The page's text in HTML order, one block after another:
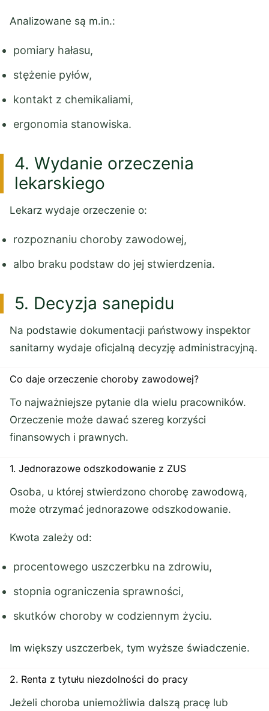
Analizowane są m.in.:
pomiary hałasu,
stężenie pyłów,
kontakt z chemikaliami,
ergonomia stanowiska.
4. Wydanie orzeczenia
lekarskiego
Lekarz wydaje orzeczenie o:
rozpoznaniu choroby zawodowej,
albo braku podstaw do jej stwierdzenia.
5. Decyzja sanepidu
Na podstawie dokumentacji państwowy inspektor
sanitarny wydaje oficjalną decyzję administracyjną.
Co daje orzeczenie choroby zawodowej?
To najważniejsze pytanie dla wielu pracowników.
Orzeczenie może dawać szereg korzyści
finansowych i prawnych.
1. Jednorazowe odszkodowanie z ZUS
Osoba, u której stwierdzono chorobę zawodową,
może otrzymać jednorazowe odszkodowanie.
Kwota zależy od:
procentowego uszczerbku na zdrowiu,
stopnia ograniczenia sprawności,
skutków choroby w codziennym życiu.
Im większy uszczerbek, tym wyższe świadczenie.
2. Renta z tytułu niezdolności do pracy
Jeżeli choroba uniemożliwia dalszą pracę lub